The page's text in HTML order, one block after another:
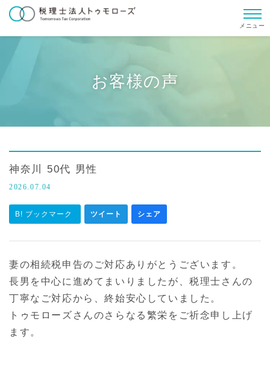
メニュー
お客様の声
神奈川 50代 男性
2026.07.04
B! ブックマーク ツイート シェア
妻の相続税申告のご対応ありがとうございます。
長男を中心に進めてまいりましたが、税理士さんの
丁寧なご対応から、終始安心していました。
トゥモローズさんのさらなる繁栄をご祈念申し上げ
ます。